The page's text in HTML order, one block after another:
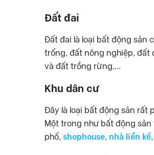
Đất đai
Đất đai là loại bất động sản
trống, đất nông nghiệp, đất
và đất trồng rừng,…
Khu dân cư
Đây là loại bất động sản rất
Một trong như bất động sản
phố, shophouse, nhà liền kề